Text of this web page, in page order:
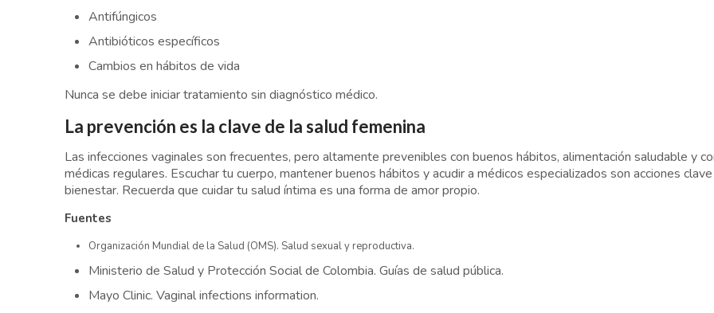
Antifúngicos
Antibióticos específicos
Cambios en hábitos de vida
Nunca se debe iniciar tratamiento sin diagnóstico médico.
La prevención es la clave de la salud femenina
Las infecciones vaginales son frecuentes, pero altamente prevenibles con buenos hábitos, alimentación saludable y
médicas regulares. Escuchar tu cuerpo, mantener buenos hábitos y acudir a médicos especializados son acciones
bienestar. Recuerda que cuidar tu salud íntima es una forma de amor propio.
Fuentes
Organización Mundial de la Salud (OMS). Salud sexual y reproductiva.
Ministerio de Salud y Protección Social de Colombia. Guías de salud pública.
Mayo Clinic. Vaginal infections information.